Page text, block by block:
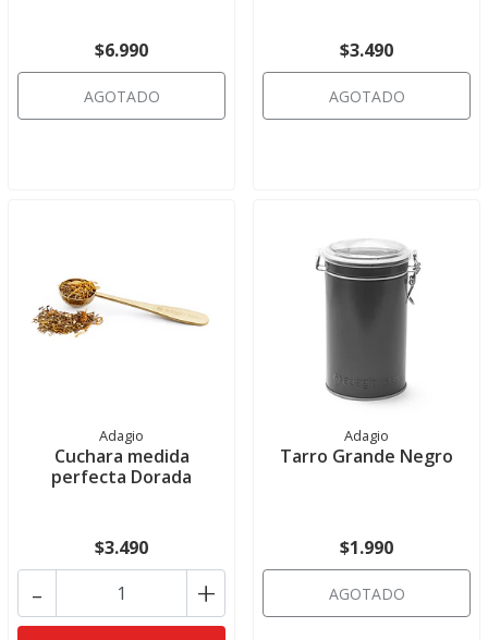
$6.990
AGOTADO
$3.490
AGOTADO
Adagio
Cuchara medida
perfecta Dorada
$3.490
+
-
Adagio
Tarro Grande Negro
$1.990
AGOTADO